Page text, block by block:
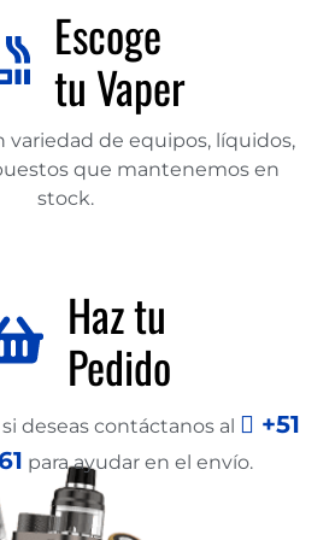
Escoge
tu Vaper
variedad de equipos, líquidos,
que mantenemos en
stock.
Haz tu
Pedido
deseas contáctanos al
+51
para ayudar en el envío.